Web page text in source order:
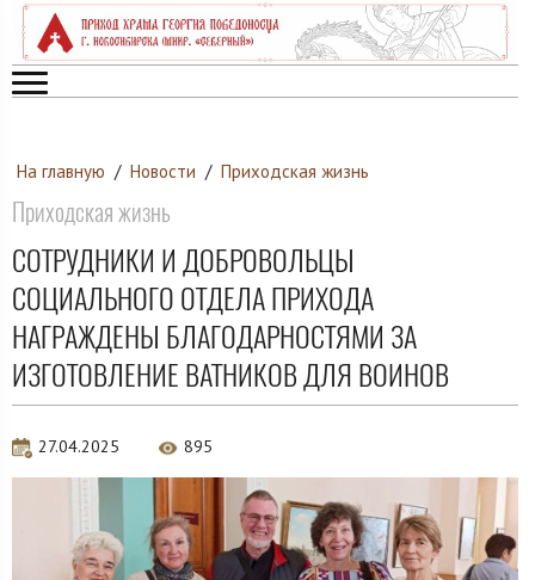
На главную / Новости / Приходская жизнь
Приходская жизнь
СОТРУДНИКИ И ДОБРОВОЛЬЦЫ
СОЦИАЛЬНОГО ОТДЕЛА ПРИХОДА
НАГРАЖДЕНЫ БЛАГОДАРНОСТЯМИ ЗА
ИЗГОТОВЛЕНИЕ ВАТНИКОВ ДЛЯ ВОИНОВ
27.04.2025 895